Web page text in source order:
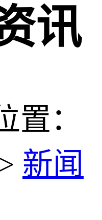
讯
置：
新闻